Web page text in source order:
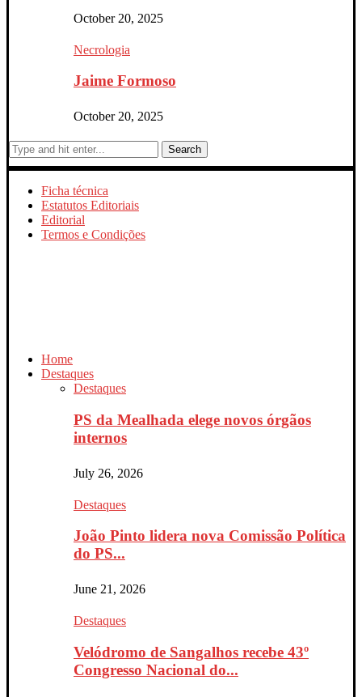
October 20, 2025
Necrologia
Jaime Formoso
October 20, 2025
Search
Ficha técnica
Estatutos Editoriais
Editorial
Termos e Condições
Home
Destaques
Destaques
PS da Mealhada elege novos órgãos
internos
July 26, 2026
Destaques
João Pinto lidera nova Comissão Política
do PS...
June 21, 2026
Destaques
Velódromo de Sangalhos recebe 43º
Congresso Nacional do...